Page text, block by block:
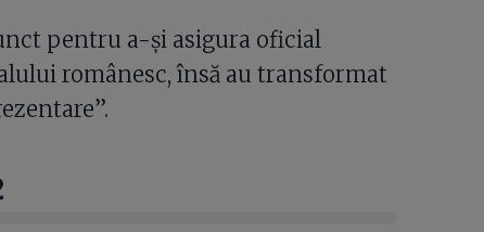
pentru a-și asigura oficial
românesc, însă au transformat